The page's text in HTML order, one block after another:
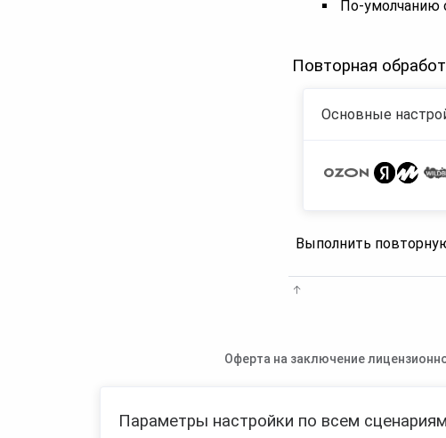
По-умолчанию
Повторная
Основные
Выполнить
Оферта на заключение
Параметры настройки по всем